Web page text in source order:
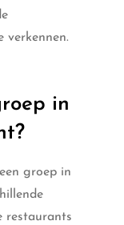
verkennen.
in
groep in
restaurants